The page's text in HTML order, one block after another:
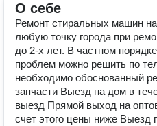
О себе
Ремонт стиральных машин
любую точку города при
до 2-х лет. В частном
проблем можно решить по
необходимо обоснованный
запчасти Выезд на дом в
выезд Прямой выход на
счет этого цены ниже Выезд